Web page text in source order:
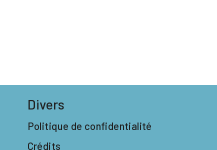
Divers
Politique de confidentialité
Crédits